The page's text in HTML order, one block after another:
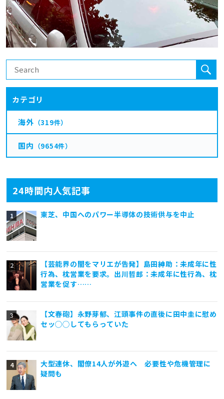
24時間内人気記事
東芝、中国へのパワー半導体の技術供与を中止
【芸能界の闇をマリエが告発】島田紳助：未成年に性
行為、枕営業を要求。出川哲郎：未成年に性行為、枕
営業を促す……
【文春砲】永野芽郁、江頭事件の直後に田中圭に慰め
セッ◯◯してもらっていた
大型連休、閣僚14人が外遊へ 必要性や危機管理に
疑問も
カテゴリ
海外 （319件）
国内 （9654件）